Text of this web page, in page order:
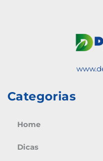
Categorias
Home
Dicas